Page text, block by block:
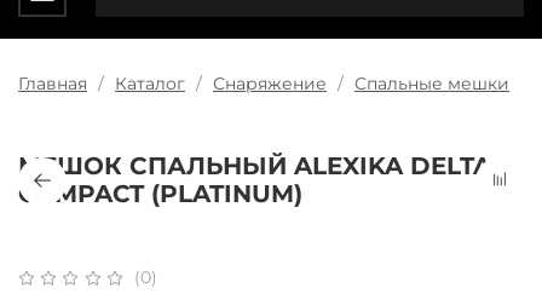
Главная Каталог Снаряжение Спальные мешки
(0)
МЕШОК СПАЛЬНЫЙ ALEXIKA DELTA
COMPACT (PLATINUM)